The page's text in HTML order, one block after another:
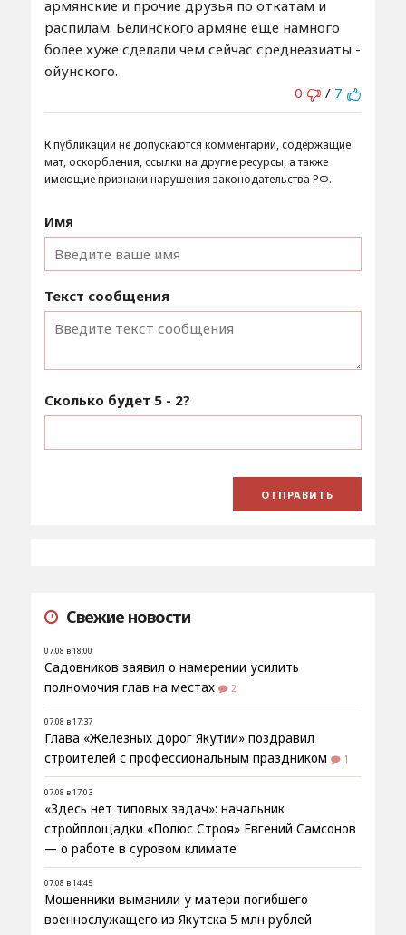
армянские и прочие друзья по откатам и
распилам. Белинского армяне еще намного
более хуже сделали чем сейчас среднеазиаты -
ойунского.
0
/ 7
К публикации не допускаются комментарии, содержащие
мат, оскорбления, ссылки на другие ресурсы, а также
имеющие признаки нарушения законодательства РФ.
Имя
Текст сообщения
Сколько будет 5 - 2?
Свежие новости
07.08 в 18:00
Садовников заявил о намерении усилить
полномочия глав на местах
2
07.08 в 17:37
Глава «Железных дорог Якутии» поздравил
строителей с профессиональным праздником
1
07.08 в 17:03
«Здесь нет типовых задач»: начальник
стройплощадки «Полюс Строя» Евгений Самсонов
— о работе в суровом климате
07.08 в 14:45
Мошенники выманили у матери погибшего
военнослужащего из Якутска 5 млн рублей